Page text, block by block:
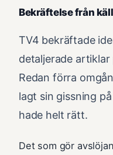
Bekräftelse från
TV4 bekräftade
detaljerade
Redan förra
lagt sin gissning
hade helt rätt.
Det som gör